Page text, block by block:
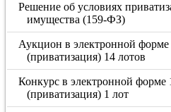
Решение об условиях
имущества (159-ФЗ)
Аукцион в электронной форме
(приватизация) 14 лотов
Конкурс в электронной форме
(приватизация) 1 лот